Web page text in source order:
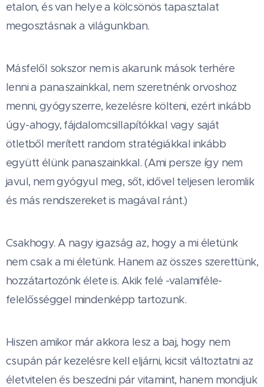
etalon, és van helye a kölcsönös tapasztalat
megosztásnak a világunkban.
Másfelől sokszor nem is akarunk mások terhére
lenni a panaszainkkal, nem szeretnénk orvoshoz
menni, gyógyszerre, kezelésre költeni, ezért inkább
úgy-ahogy, fájdalomcsillapítókkal vagy saját
ötletből merített random stratégiákkal inkább
együtt élünk panaszainkkal. (Ami persze így nem
javul, nem gyógyul meg, sőt, idővel teljesen leromlik
és más rendszereket is magával ránt.)
Csakhogy. A nagy igazság az, hogy a mi életünk
nem csak a mi életünk. Hanem az összes szerettünk,
hozzátartozónk élete is. Akik felé -valamiféle-
felelősséggel mindenképp tartozunk.
Hiszen amikor már akkora lesz a baj, hogy nem
csupán pár kezelésre kell eljárni, kicsit változtatni az
életvitelen és beszedni pár vitamint, hanem mondjuk